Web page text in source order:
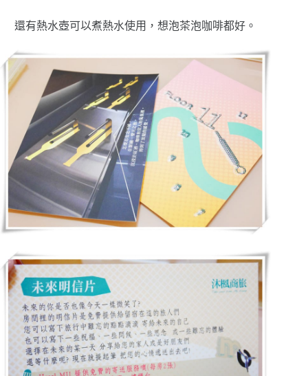
還有熱水壺可以煮熱水使用，想泡茶泡咖啡都好。